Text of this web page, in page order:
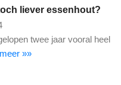
liever essenhout?
twee jaar vooral heel
»»